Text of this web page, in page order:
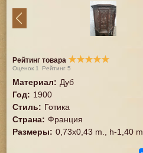
Рейтинг товара ★★★★★
Оценок 1 Рейтинг5
Материал: Дуб
Год: 1900
Стиль: Готика
Страна: Франция
Размеры: 0,73x0,43 m., h-1,40 m.